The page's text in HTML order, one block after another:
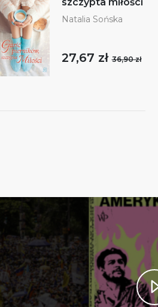
Natalia Sońska
27,67 zł36,90 zł